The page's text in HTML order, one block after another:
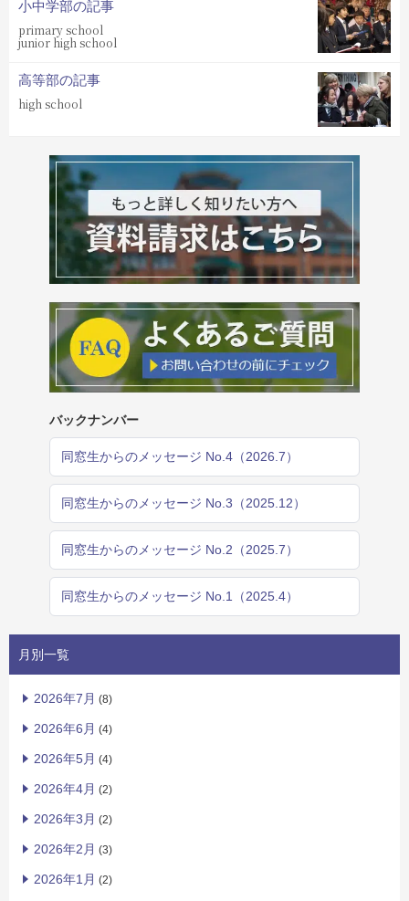
小中学部の記事
primary school
junior high school
高等部の記事
high school
バックナンバー
同窓生からのメッセージ No.4（2026.7）
同窓生からのメッセージ No.3（2025.12）
同窓生からのメッセージ No.2（2025.7）
同窓生からのメッセージ No.1（2025.4）
月別一覧
2026年7月 (8)
2026年6月 (4)
2026年5月 (4)
2026年4月 (2)
2026年3月 (2)
2026年2月 (3)
2026年1月 (2)